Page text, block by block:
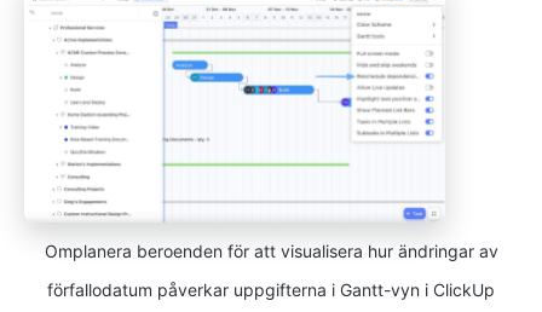
Omplanera beroenden för att visualisera hur ändringar av
förfallodatum påverkar uppgifterna i Gantt-vyn i ClickUp